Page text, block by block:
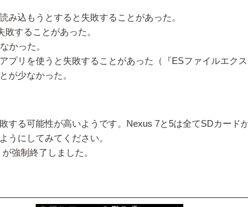
み込もうとすると失敗することがあった。
することがあった。
かった。
リを使うと失敗することがあった（『ESファイルエク
が少なかった。
る可能性が高いようです。Nexus 7と5は全てSDカード
うにしてみてください。
強制終了しました。